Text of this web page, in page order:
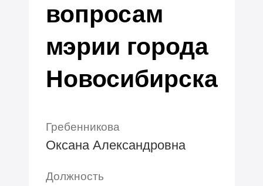
вопросам
мэрии города
Новосибирска
Гребенникова
Оксана Александровна
Должность